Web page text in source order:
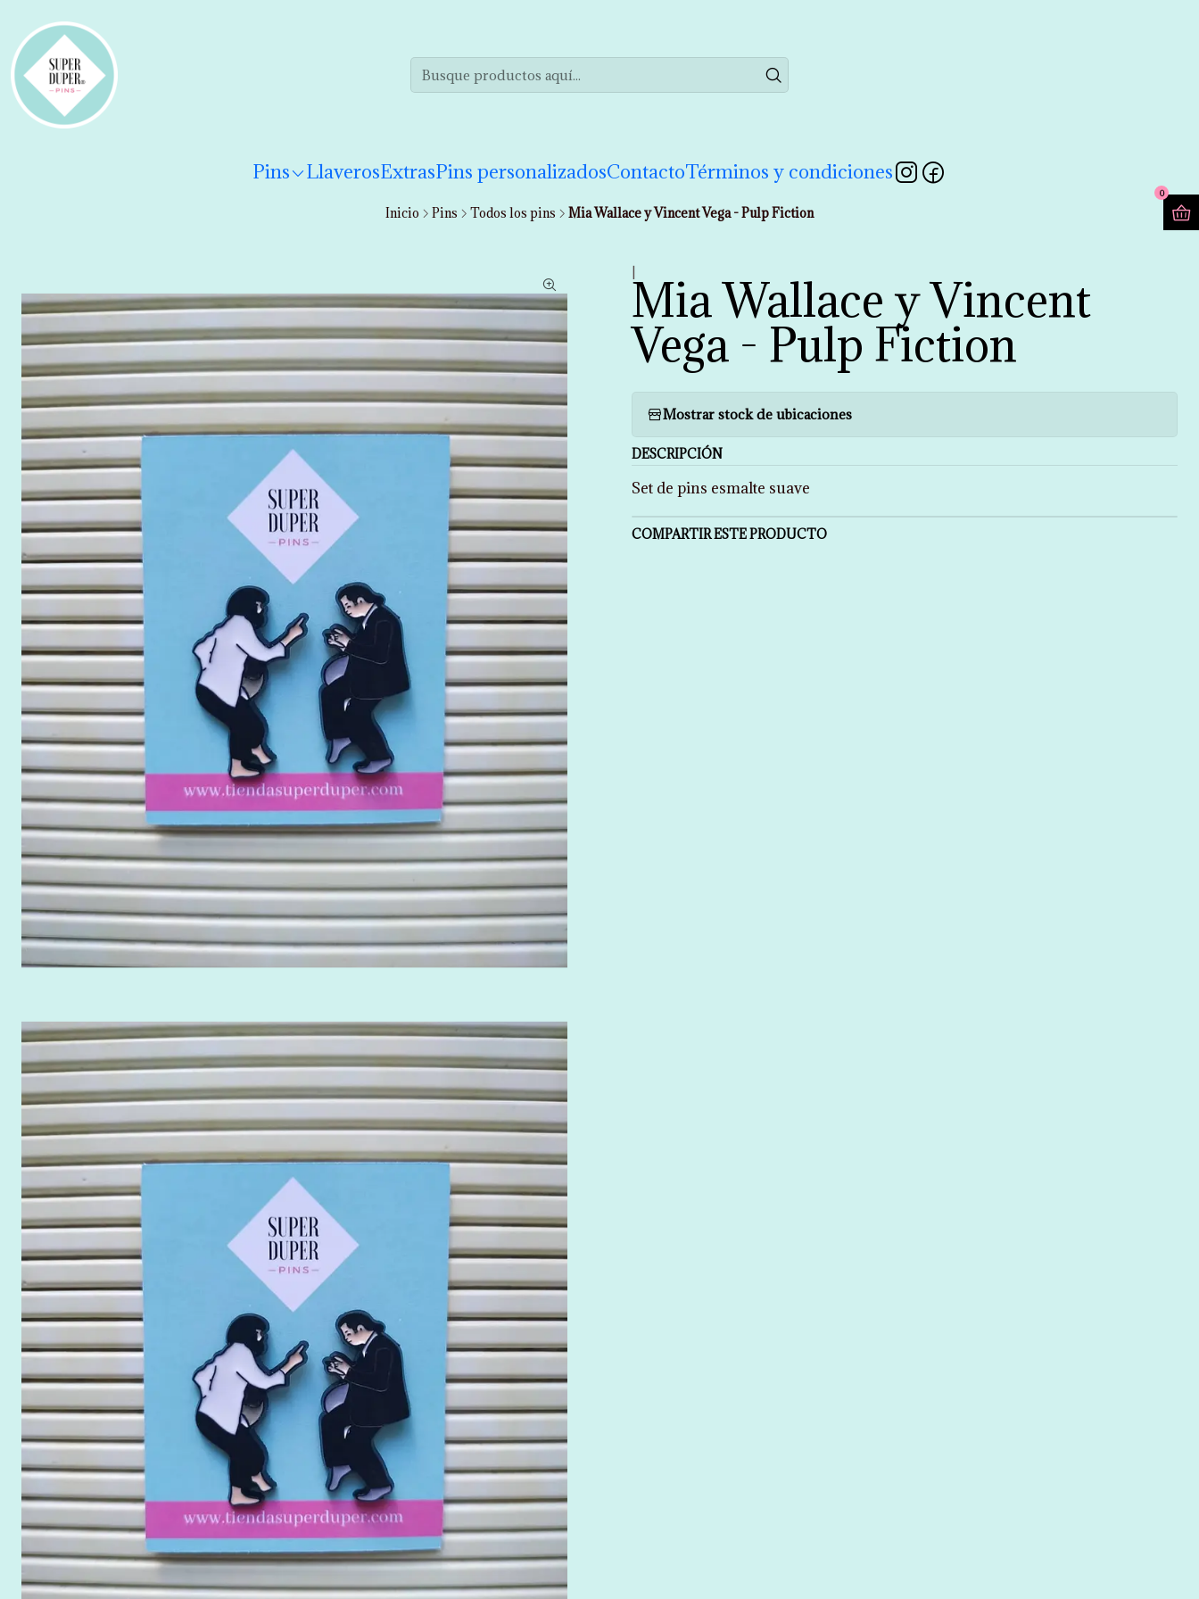
Pins LlaverosExtrasPins personalizadosContactoTérminos y condiciones
0
Inicio Pins Todos los pins Mia Wallace y Vincent Vega - Pulp Fiction
Mia Wallace y Vincent
Vega - Pulp Fiction
Mostrar stock de ubicaciones
DESCRIPCIÓN
Set de pins esmalte suave
COMPARTIR ESTE PRODUCTO